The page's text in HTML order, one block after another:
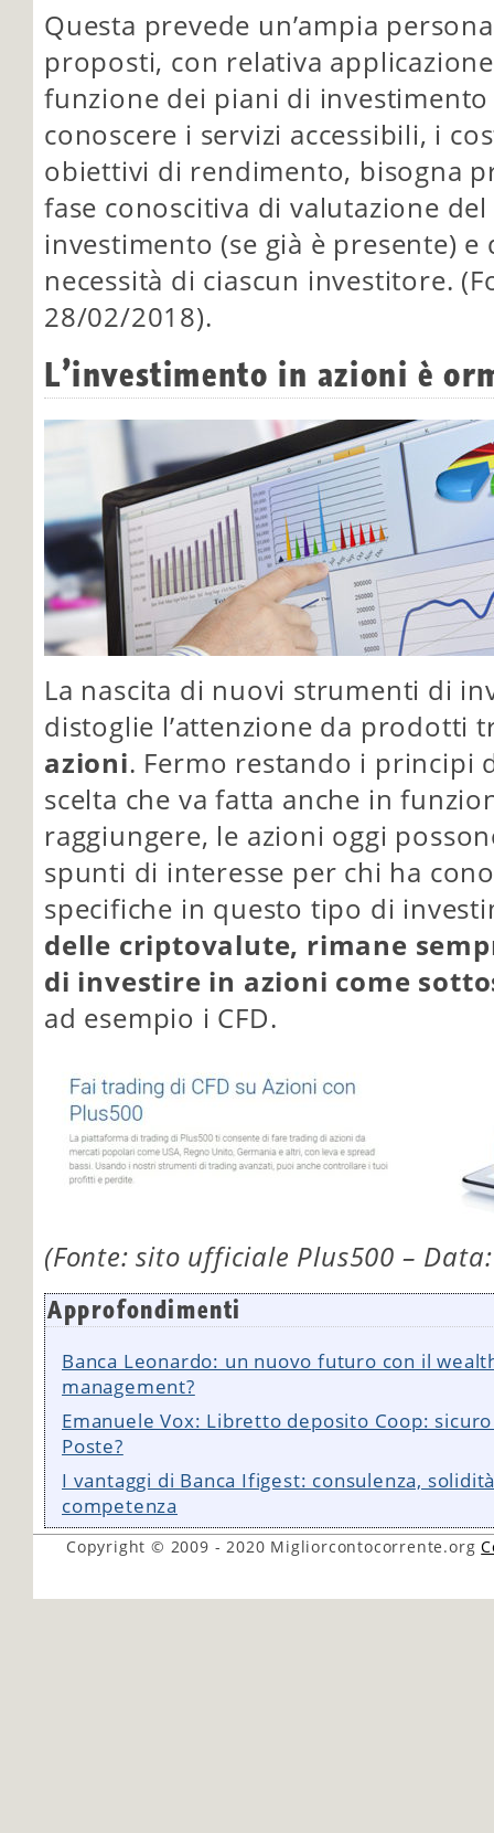
Questa prevede un’ampia
proposti, con relativa
funzione dei piani di
conoscere i servizi accessibili, i
obiettivi di rendimento, bisogna
fase conoscitiva di valutazione
investimento (se già è presente)
necessità di ciascun investitore.
28/02/2018).
L’investimento in azioni è
La nascita di nuovi strumenti di
distoglie l’attenzione da prodotti
azioni. Fermo restando i principi
scelta che va fatta anche in
raggiungere, le azioni oggi
spunti di interesse per chi ha
specifiche in questo tipo di
delle criptovalute, rimane
di investire in azioni come
ad esempio i CFD.
(Fonte: sito ufficiale Plus500 –
Approfondimenti
Banca Leonardo: un nuovo futuro con il
management?
Emanuele Vox: Libretto deposito Coop:
Poste?
I vantaggi di Banca Ifigest: consulenza,
competenza
Copyright © 2009 - 2020 Migliorcontocorrente.org